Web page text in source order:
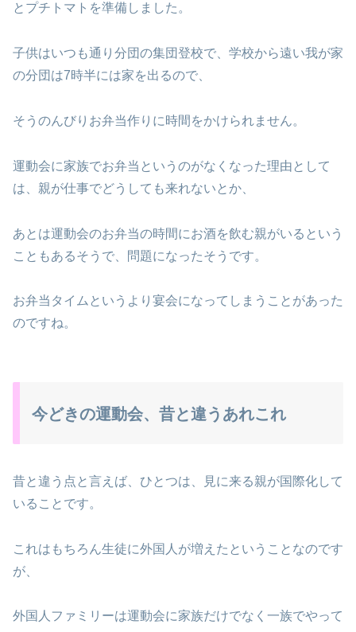
とプチトマトを準備しました。
子供はいつも通り分団の集団登校で、学校から遠い我が家
の分団は7時半には家を出るので、
そうのんびりお弁当作りに時間をかけられません。
運動会に家族でお弁当というのがなくなった理由として
は、親が仕事でどうしても来れないとか、
あとは運動会のお弁当の時間にお酒を飲む親がいるという
こともあるそうで、問題になったそうです。
お弁当タイムというより宴会になってしまうことがあった
のですね。
今どきの運動会、昔と違うあれこれ
昔と違う点と言えば、ひとつは、見に来る親が国際化して
いることです。
これはもちろん生徒に外国人が増えたということなのです
が、
外国人ファミリーは運動会に家族だけでなく一族でやって